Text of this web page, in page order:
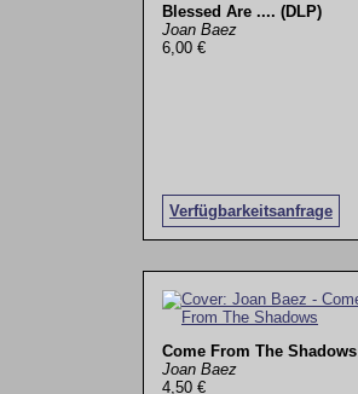
Blessed Are .... (DLP)
Joan Baez
6,00 €
Verfügbarkeitsanfrage
Come From The Shadows
Joan Baez
4,50 €